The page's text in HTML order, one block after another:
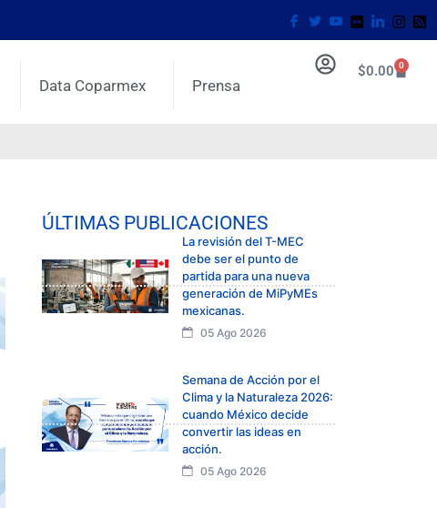
Data Coparmex Prensa
$0.00 0
ÚLTIMAS PUBLICACIONES
La revisión del T-MEC
debe ser el punto de
partida para una nueva
generación de MiPyMEs
mexicanas.
05 Ago 2026
Semana de Acción por el
Clima y la Naturaleza 2026:
cuando México decide
convertir las ideas en
acción.
05 Ago 2026